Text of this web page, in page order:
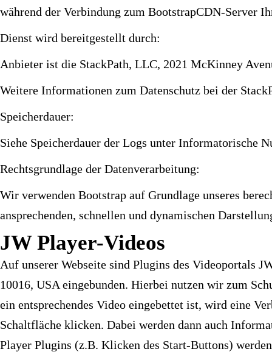
während der Verbindung zum BootstrapCDN-Server
Dienst wird bereitgestellt durch:
Anbieter ist die StackPath, LLC, 2021 McKinney
Weitere Informationen zum Datenschutz bei der
Speicherdauer:
Siehe Speicherdauer der Logs unter Informatorische
Rechtsgrundlage der Datenverarbeitung:
Wir verwenden Bootstrap auf Grundlage unseres
ansprechenden, schnellen und dynamischen
JW Player-Videos
Auf unserer Webseite sind Plugins des Videoportals
10016, USA eingebunden. Hierbei nutzen wir zum
ein entsprechendes Video eingebettet ist, wird eine
Schaltfläche klicken. Dabei werden dann auch
Player Plugins (z.B. Klicken des Start-Buttons)